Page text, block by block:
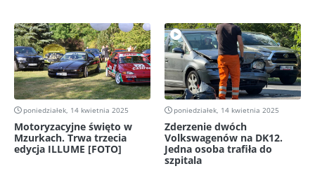
poniedziałek, 14 kwietnia 2025
Motoryzacyjne święto w
Mzurkach. Trwa trzecia
edycja ILLUME [FOTO]
poniedziałek, 14 kwietnia 2025
Zderzenie dwóch
Volkswagenów na DK12.
Jedna osoba trafiła do
szpitala